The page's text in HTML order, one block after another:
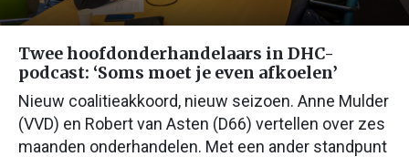
Twee hoofdonderhandelaars in DHC-
podcast: ‘Soms moet je even afkoelen’
Nieuw coalitieakkoord, nieuw seizoen. Anne Mulder
(VVD) en Robert van Asten (D66) vertellen over zes
maanden onderhandelen. Met een ander standpunt